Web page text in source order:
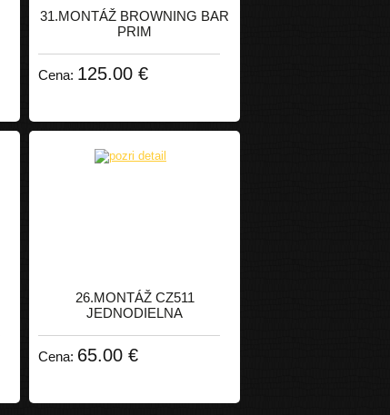
31.MONTÁŽ BROWNING BAR
PRIM
Cena: 125.00 €
26.MONTÁŽ CZ511
JEDNODIELNA
Cena: 65.00 €